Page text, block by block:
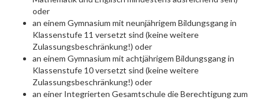
oder
an einem Gymnasium mit neunjährigem Bildungsgang in
Klassenstufe 11 versetzt sind (keine weitere
Zulassungsbeschränkung!) oder
an einem Gymnasium mit achtjährigem Bildungsgang in
Klassenstufe 10 versetzt sind (keine weitere
Zulassungsbeschränkung!) oder
an einer Integrierten Gesamtschule die Berechtigung zum